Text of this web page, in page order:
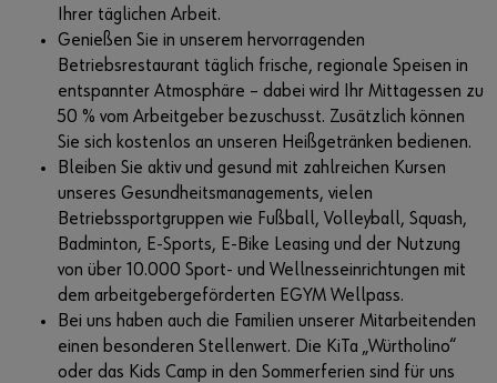
Ihrer täglichen Arbeit.
Genießen Sie in unserem hervorragenden
Betriebsrestaurant täglich frische, regionale Speisen in
entspannter Atmosphäre – dabei wird Ihr Mittagessen zu
50 % vom Arbeitgeber bezuschusst. Zusätzlich können
Sie sich kostenlos an unseren Heißgetränken bedienen.
Bleiben Sie aktiv und gesund mit zahlreichen Kursen
unseres Gesundheitsmanagements, vielen
Betriebssportgruppen wie Fußball, Volleyball, Squash,
Badminton, E-Sports, E-Bike Leasing und der Nutzung
von über 10.000 Sport- und Wellnesseinrichtungen mit
dem arbeitgebergeförderten EGYM Wellpass.
Bei uns haben auch die Familien unserer Mitarbeitenden
einen besonderen Stellenwert. Die KiTa „Würtholino“
oder das Kids Camp in den Sommerferien sind für uns